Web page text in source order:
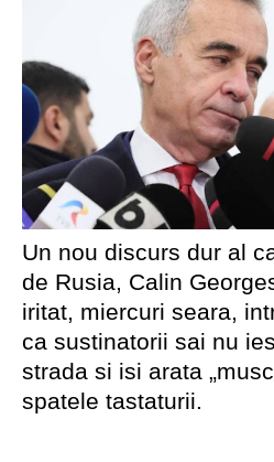
Un nou discurs dur al
de Rusia, Calin
iritat, miercuri seara,
ca sustinatorii sai nu
strada si isi arata
spatele tastaturii.